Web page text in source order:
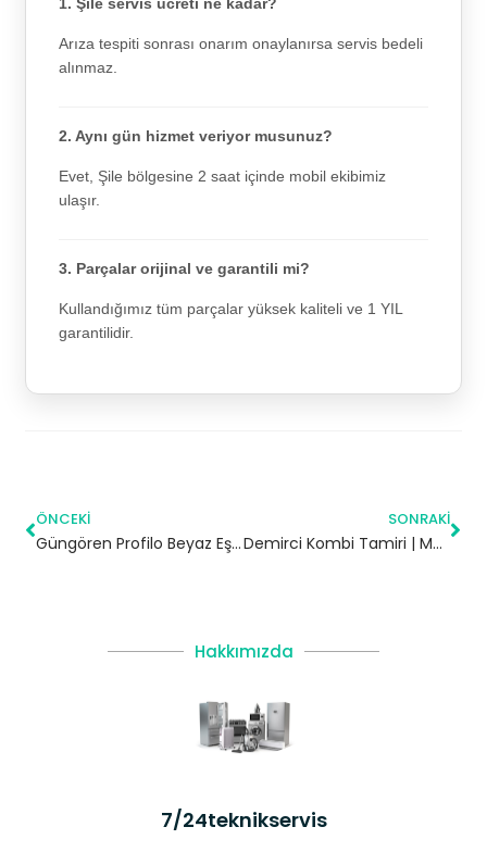
Arıza tespiti sonrası onarım onaylanırsa servis bedeli
alınmaz.
2. Aynı gün hizmet veriyor musunuz?
Evet, Şile bölgesine 2 saat içinde mobil ekibimiz
ulaşır.
3. Parçalar orijinal ve garantili mi?
Kullandığımız tüm parçalar yüksek kaliteli ve 1 YIL
garantilidir.
ÖNCEKI
Güngören Profilo Beyaz Eşya Servisi
SONRAKI
Demirci Kombi Tamiri | Manisa
Hakkımızda
7/24teknikservis